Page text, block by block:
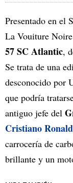
Presentado en el
La Vouiture
57 SC Atlantic,
Se trata de una
desconocido por
que podría
antiguo jefe del
Cristiano
carrocería de
brillante y un